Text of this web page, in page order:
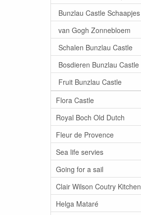
Bunzlau Castle Schaapjes
van Gogh Zonnebloem
Schalen Bunzlau Castle
Bosdieren Bunzlau Castle
Fruit Bunzlau Castle
Flora Castle
Royal Boch Old Dutch
Fleur de Provence
Sea life servies
Going for a sail
Clair Wilson Coutry Kitchen
Helga Mataré